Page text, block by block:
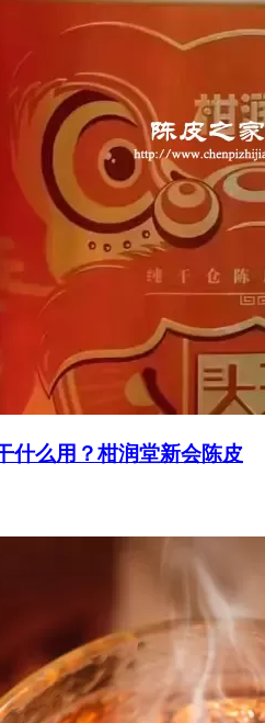
什么用？柑润堂新会陈皮